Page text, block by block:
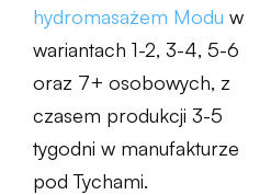
hydromasażem Modu w
wariantach 1-2, 3-4, 5-6
oraz 7+ osobowych, z
czasem produkcji 3-5
tygodni w manufakturze
pod Tychami.